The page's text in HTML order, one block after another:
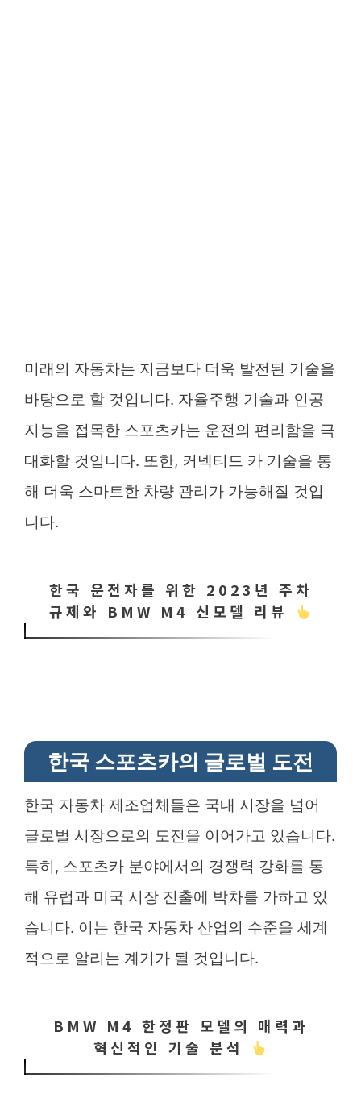
미래의 자동차는 지금보다 더욱 발전된 기술을
바탕으로 할 것입니다. 자율주행 기술과 인공
지능을 접목한 스포츠카는 운전의 편리함을 극
대화할 것입니다. 또한, 커넥티드 카 기술을 통
해 더욱 스마트한 차량 관리가 가능해질 것입
니다.
한국 운전자를 위한 2023년 주차
규제와 BMW M4 신모델 리뷰
한국 스포츠카의 글로벌 도전
한국 자동차 제조업체들은 국내 시장을 넘어
글로벌 시장으로의 도전을 이어가고 있습니다.
특히, 스포츠카 분야에서의 경쟁력 강화를 통
해 유럽과 미국 시장 진출에 박차를 가하고 있
습니다. 이는 한국 자동차 산업의 수준을 세계
적으로 알리는 계기가 될 것입니다.
BMW M4 한정판 모델의 매력과
혁신적인 기술 분석